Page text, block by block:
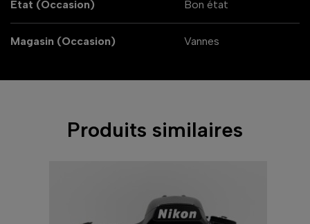
État (Occasion) Bon état
Magasin (Occasion) Vannes
Produits similaires